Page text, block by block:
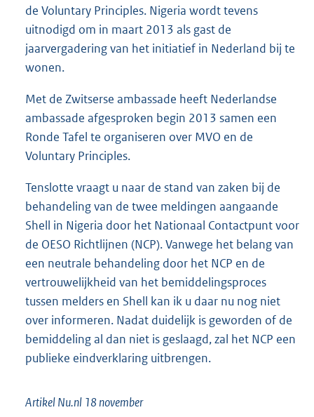
de Voluntary Principles. Nigeria wordt tevens
uitnodigd om in maart 2013 als gast de
jaarvergadering van het initiatief in Nederland bij te
wonen.
Met de Zwitserse ambassade heeft Nederlandse
ambassade afgesproken begin 2013 samen een
Ronde Tafel te organiseren over MVO en de
Voluntary Principles.
Tenslotte vraagt u naar de stand van zaken bij de
behandeling van de twee meldingen aangaande
Shell in Nigeria door het Nationaal Contactpunt voor
de OESO Richtlijnen (NCP). Vanwege het belang van
een neutrale behandeling door het NCP en de
vertrouwelijkheid van het bemiddelingsproces
tussen melders en Shell kan ik u daar nu nog niet
over informeren. Nadat duidelijk is geworden of de
bemiddeling al dan niet is geslaagd, zal het NCP een
publieke eindverklaring uitbrengen.
Artikel Nu.nl 18 november